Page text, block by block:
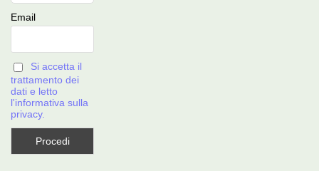
Email
Si accetta il
trattamento dei
dati e letto
l'informativa sulla
privacy.